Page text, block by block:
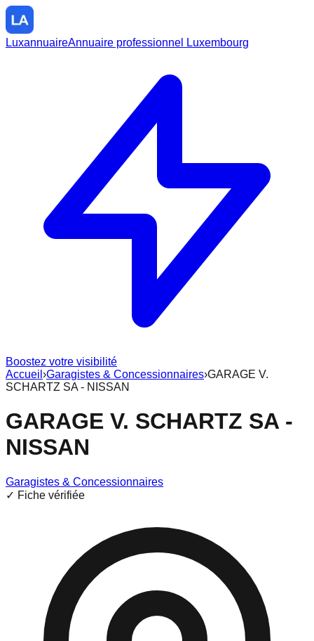
LuxannuaireAnnuaire professionnel Luxembourg
Boostez votre visibilité
Accueil ›Garagistes & Concessionnaires›GARAGE V.
SCHARTZ SA - NISSAN
GARAGE V. SCHARTZ SA -
NISSAN
Garagistes & Concessionnaires
✓ Fiche vérifiée